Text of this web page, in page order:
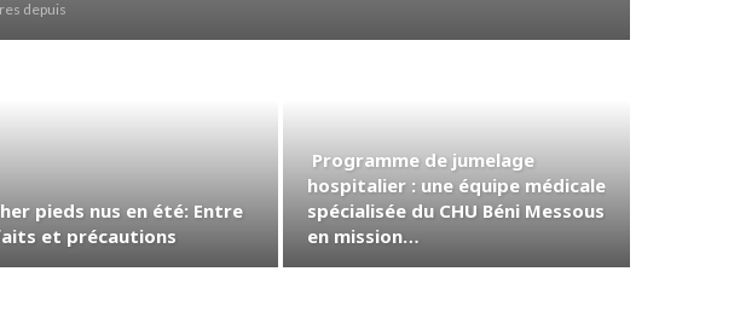
depuis
pieds nus en été: Entre
et précautions
Programme de jumelage
hospitalier : une équipe médicale
spécialisée du CHU Béni Messous
en mission…